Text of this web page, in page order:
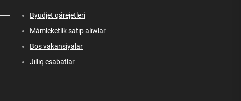
Byudjet qárejetleri
Mámleketlik satıp alıwlar
Bos vakansiyalar
Jıllıq esabatlar